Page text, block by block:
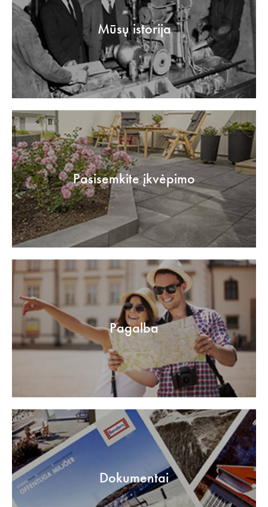
Mūsų istorija
Pasisemkite įkvėpimo
Pagalba
Dokumentai